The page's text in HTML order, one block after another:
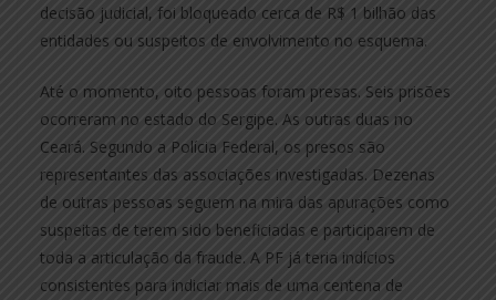
decisão judicial, foi bloqueado cerca de R$ 1 bilhão das
entidades ou suspeitos de envolvimento no esquema.
Até o momento, oito pessoas foram presas. Seis prisões
ocorreram no estado do Sergipe. As outras duas no
Ceará. Segundo a Polícia Federal, os presos são
representantes das associações investigadas. Dezenas
de outras pessoas seguem na mira das apurações como
suspeitas de terem sido beneficiadas e participarem de
toda a articulação da fraude. A PF já teria indícios
consistentes para indiciar mais de uma centena de